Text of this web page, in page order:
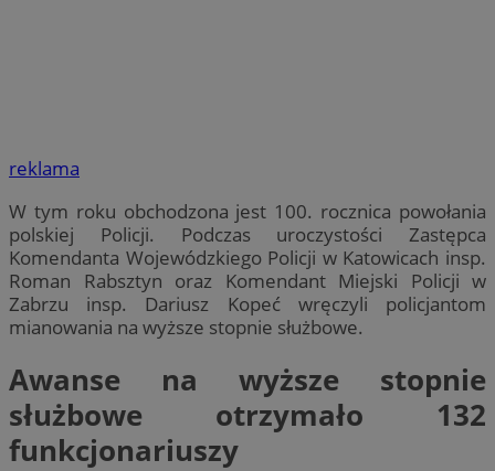
reklama
W tym roku obchodzona jest 100. rocznica powołania
polskiej Policji. Podczas uroczystości Zastępca
Komendanta Wojewódzkiego Policji w Katowicach insp.
Roman Rabsztyn oraz Komendant Miejski Policji w
Zabrzu insp. Dariusz Kopeć wręczyli policjantom
mianowania na wyższe stopnie służbowe.
Awanse na wyższe stopnie
służbowe otrzymało 132
funkcjonariuszy